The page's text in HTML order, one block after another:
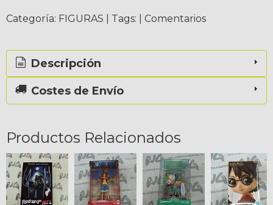
Categoría: FIGURAS Tags: Comentarios
Descripción
Costes de Envío
Productos Relacionados